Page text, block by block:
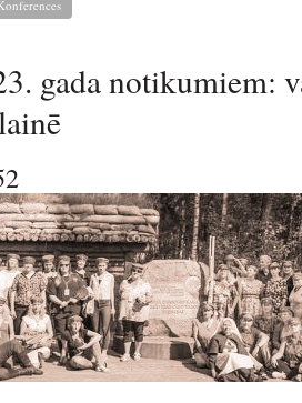
gada notikumiem: